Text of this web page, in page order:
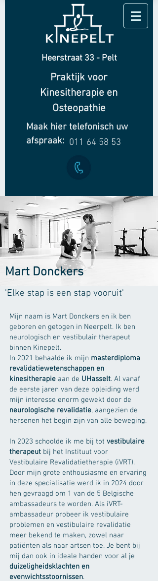
Heerstraat 33 - Pelt
Praktijk voor
Kinesitherapie en
Osteopathie
Maak hier telefonisch uw
afspraak: 011 64 58 53
Mart Donckers
'Elke stap is een stap vooruit'
Mijn naam is Mart Donckers en ik ben
geboren en getogen in Neerpelt. Ik ben
neurologisch en vestibulair therapeut
binnen Kinepelt.
In 2021 behaalde ik mijn masterdiploma
revalidatiewetenschappen en
kinesitherapie aan de UHasselt. Al vanaf
de eerste jaren van deze opleiding werd
mijn interesse enorm gewekt door de
neurologische revalidatie, aangezien de
hersenen het begin zijn van alle beweging.
In 2023 schoolde ik me bij tot vestibulaire
therapeut bij het Instituut voor
Vestibulaire Revalidatietherapie (iVRT).
Door mijn grote enthousiasme en ervaring
in deze specialisatie werd ik in 2024 door
hen gevraagd om 1 van de 5 Belgische
ambassadeurs te worden. Als iVRT-
ambassadeur probeer ik vestibulaire
problemen en vestibulaire revalidatie
meer bekend te maken, zowel naar
patiënten als naar artsen toe. Je bent bij
mij dan ook in ideale handen voor al je
duizeligheidsklachten en
evenwichtsstoornissen.